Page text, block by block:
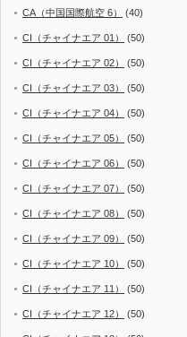
CA（中国国際航空 6） (40)
CI（チャイナエア 01） (50)
CI（チャイナエア 02） (50)
CI（チャイナエア 03） (50)
CI（チャイナエア 04） (50)
CI（チャイナエア 05） (50)
CI（チャイナエア 06） (50)
CI（チャイナエア 07） (50)
CI（チャイナエア 08） (50)
CI（チャイナエア 09） (50)
CI（チャイナエア 10） (50)
CI（チャイナエア 11） (50)
CI（チャイナエア 12） (50)